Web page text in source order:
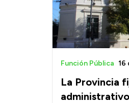
La Provincia
Función Pública 16